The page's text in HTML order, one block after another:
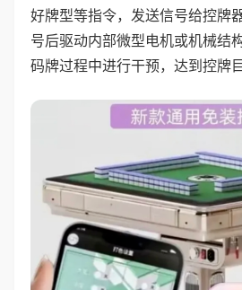
好牌型等指令，发送信号给控牌
号后驱动内部微型电机或机械结
码牌过程中进行干预，达到控牌目